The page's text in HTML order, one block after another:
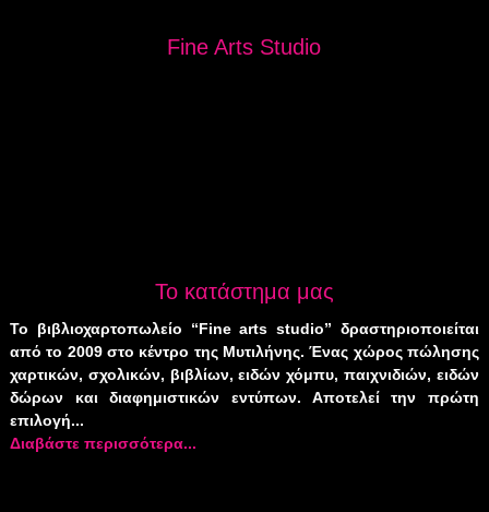
Fine Arts Studio
Το κατάστημα μας
Το βιβλιοχαρτοπωλείο “Fine arts studio” δραστηριοποιείται
από το 2009 στο κέντρο της Μυτιλήνης. Ένας χώρος πώλησης
χαρτικών, σχολικών, βιβλίων, ειδών χόμπυ, παιχνιδιών, ειδών
δώρων και διαφημιστικών εντύπων. Αποτελεί την πρώτη
επιλογή...
Διαβάστε περισσότερα...